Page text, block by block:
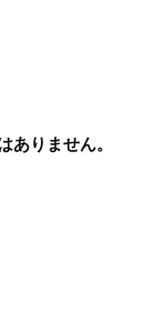
りません。